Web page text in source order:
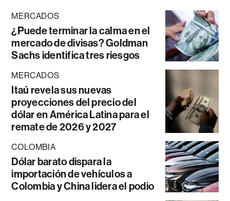
MERCADOS
¿Puede terminar la calma en el
mercado de divisas? Goldman
Sachs identifica tres riesgos
MERCADOS
Itaú revela sus nuevas
proyecciones del precio del
dólar en América Latina para el
remate de 2026 y 2027
COLOMBIA
Dólar barato dispara la
importación de vehículos a
Colombia y China lidera el podio